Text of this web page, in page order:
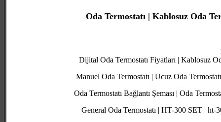
Oda Termostatı | Kablosuz Oda
Dijital Oda Termostatı Fiyatları | Kablosuz
Manuel Oda Termostatı | Ucuz Oda
Oda Termostatı Bağlantı Şeması | Oda
General Oda Termostatı | HT-300 SET | ht-